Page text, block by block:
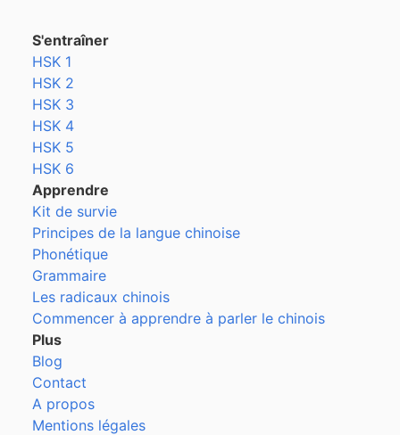
S'entraîner
HSK 1
HSK 2
HSK 3
HSK 4
HSK 5
HSK 6
Apprendre
Kit de survie
Principes de la langue chinoise
Phonétique
Grammaire
Les radicaux chinois
Commencer à apprendre à parler le chinois
Plus
Blog
Contact
A propos
Mentions légales